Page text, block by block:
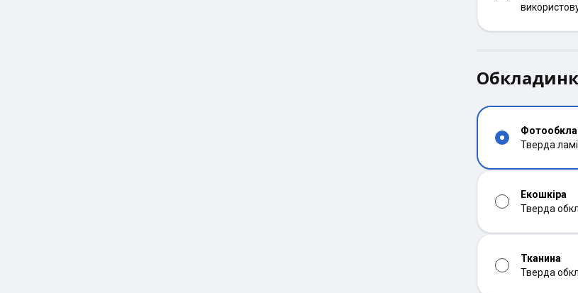
Тверда
Екошкіра
Тверда
Тканина
Тверда